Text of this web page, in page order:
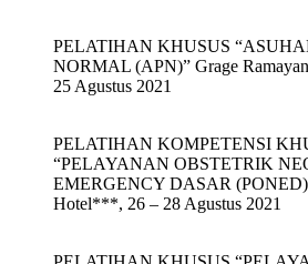
PELATIHAN KHUSUS
NORMAL (APN)” Grage
25 Agustus 2021
PELATIHAN KOMPETENSI
“PELAYANAN OBSTETRIK
EMERGENCY DASAR
Hotel***, 26 – 28 Agustus 2021